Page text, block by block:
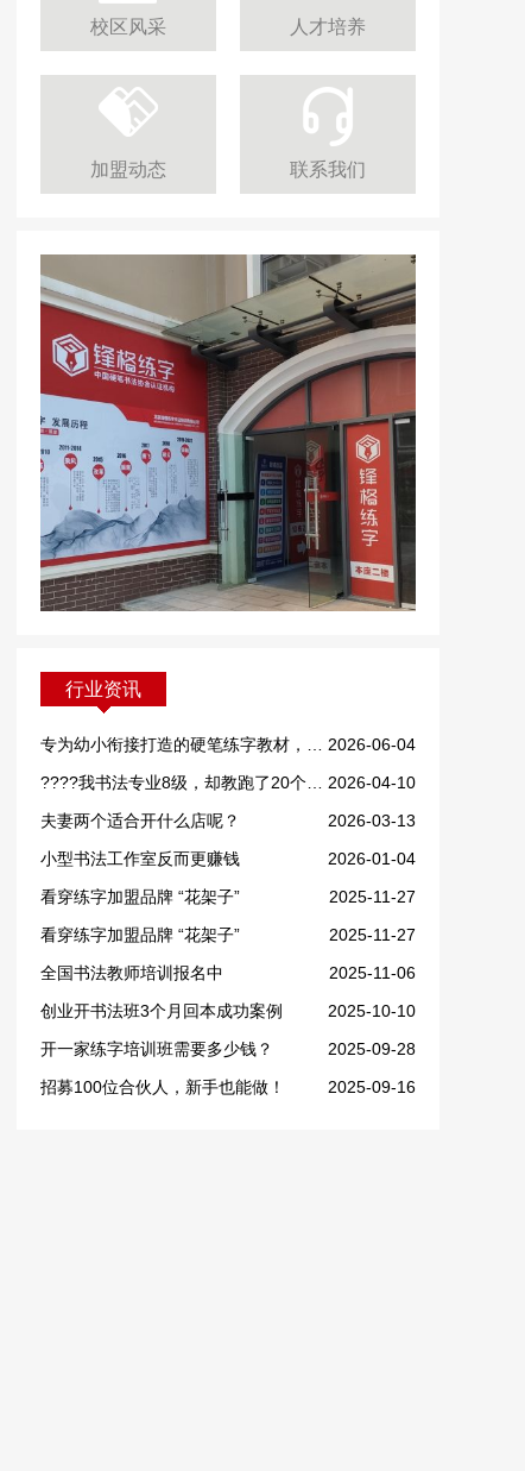
校区风采 人才培养
加盟动态 联系我们
行业资讯
专为幼小衔接打造的硬笔练字教材，重磅上线！ 2026-06-04
????我书法专业8级，却教跑了20个学生！ 2026-04-10
夫妻两个适合开什么店呢？
2026-03-13
小型书法工作室反而更赚钱
2026-01-04
看穿练字加盟品牌 “花架子”
2025-11-27
看穿练字加盟品牌 “花架子”
2025-11-27
全国书法教师培训报名中
2025-11-06
创业开书法班3个月回本成功案例
2025-10-10
开一家练字培训班需要多少钱？
2025-09-28
招募100位合伙人，新手也能做！
2025-09-16